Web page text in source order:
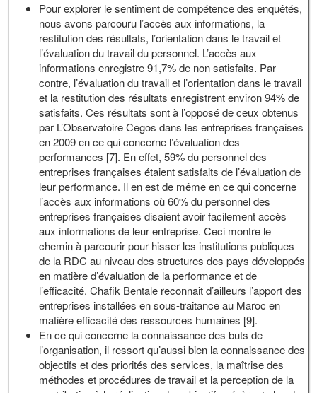
Pour explorer le sentiment de compétence des enquêtés,
nous avons parcouru l’accès aux informations, la
restitution des résultats, l’orientation dans le travail et
l’évaluation du travail du personnel. L’accès aux
informations enregistre 91,7% de non satisfaits. Par
contre, l’évaluation du travail et l’orientation dans le travail
et la restitution des résultats enregistrent environ 94% de
satisfaits. Ces résultats sont à l’opposé de ceux obtenus
par L’Observatoire Cegos dans les entreprises françaises
en 2009 en ce qui concerne l’évaluation des
performances [7]. En effet, 59% du personnel des
entreprises françaises étaient satisfaits de l’évaluation de
leur performance. Il en est de même en ce qui concerne
l’accès aux informations où 60% du personnel des
entreprises françaises disaient avoir facilement accès
aux informations de leur entreprise. Ceci montre le
chemin à parcourir pour hisser les institutions publiques
de la RDC au niveau des structures des pays développés
en matière d’évaluation de la performance et de
l’efficacité. Chafik Bentale reconnait d’ailleurs l’apport des
entreprises installées en sous-traitance au Maroc en
matière efficacité des ressources humaines [9].
En ce qui concerne la connaissance des buts de
l’organisation, il ressort qu’aussi bien la connaissance des
objectifs et des priorités des services, la maîtrise des
méthodes et procédures de travail et la perception de la